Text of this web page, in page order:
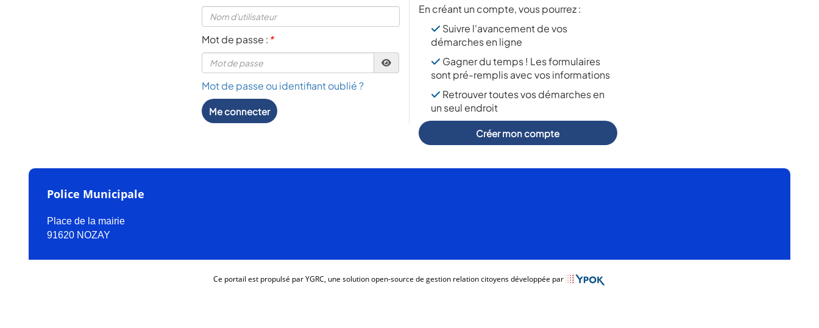
Mot de passe : *
Mot de passe ou identifiant oublié ?
Me connecter
En créant un compte, vous pourrez :
Suivre l'avancement de vos
démarches en ligne
Gagner du temps ! Les formulaires
sont pré-remplis avec vos informations
Retrouver toutes vos démarches en
un seul endroit
Créer mon compte
Police Municipale
Place de la mairie
91620 NOZAY
Ce portail est propulsé par YGRC, une solution open-source de gestion relation citoyens développée par